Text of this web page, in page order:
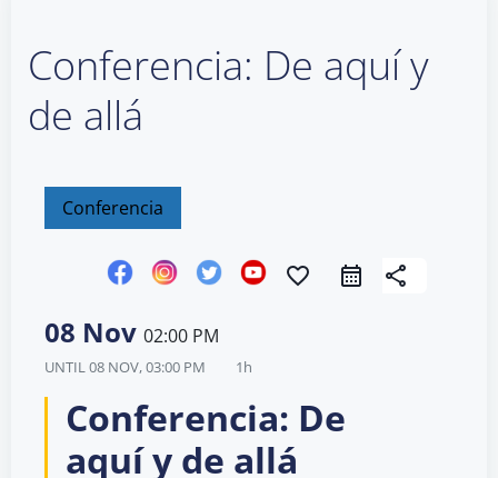
Conferencia: De aquí y
de allá
Conferencia
favorite_border share
08 Nov 02:00 PM
UNTIL08 NOV, 03:00 PM 1h
Conferencia: De
aquí y de allá